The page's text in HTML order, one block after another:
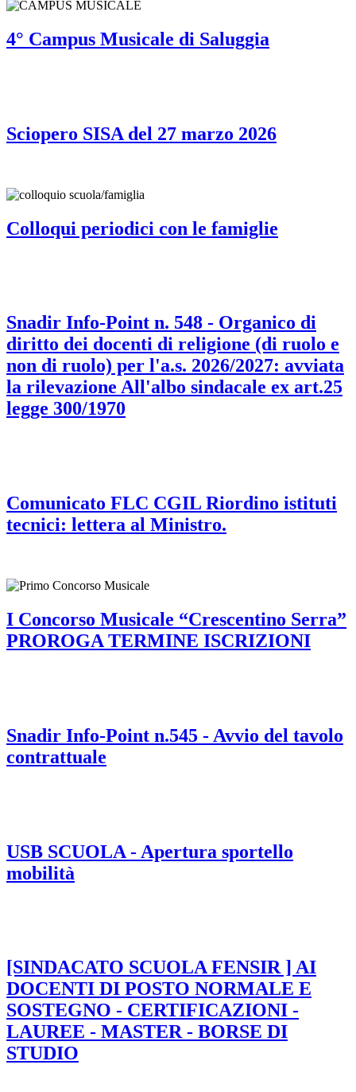
4° Campus Musicale di Saluggia
Sciopero SISA del 27 marzo 2026
Colloqui periodici con le famiglie
Snadir Info-Point n. 548 - Organico di
diritto dei docenti di religione (di ruolo e
non di ruolo) per l'a.s. 2026/2027: avviata
la rilevazione All'albo sindacale ex art.25
legge 300/1970
Comunicato FLC CGIL Riordino istituti
tecnici: lettera al Ministro.
I Concorso Musicale “Crescentino Serra”
PROROGA TERMINE ISCRIZIONI
Snadir Info-Point n.545 - Avvio del tavolo
contrattuale
USB SCUOLA - Apertura sportello
mobilità
[SINDACATO SCUOLA FENSIR ] AI
DOCENTI DI POSTO NORMALE E
SOSTEGNO - CERTIFICAZIONI -
LAUREE - MASTER - BORSE DI
STUDIO